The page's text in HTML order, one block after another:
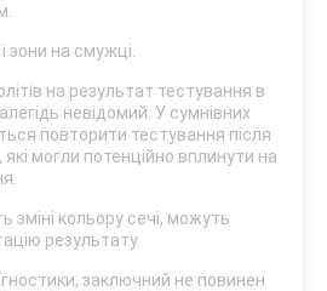
зони на смужці.
на результат тестування в
невідомий. У сумнівних
повторити тестування після
могли потенційно вплинути на
зміні кольору сечі, можуть
результату.
заключний не повинен